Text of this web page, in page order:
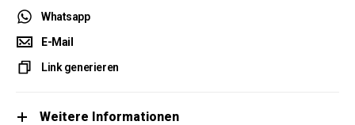
Whatsapp
E-Mail
Link generieren
Weitere Informationen